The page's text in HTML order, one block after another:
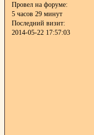
Провел на форуме:
5 часов 29 минут
Последний визит:
2014-05-22 17:57:03